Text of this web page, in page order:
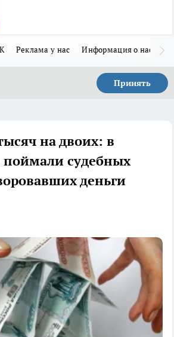
Реклама у нас Информация о нас
Принять
на двоих: в
судебных
деньги